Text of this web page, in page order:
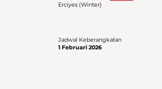
Erciyes (Winter)
Jadwal Keberangkatan
1 Februari 2026